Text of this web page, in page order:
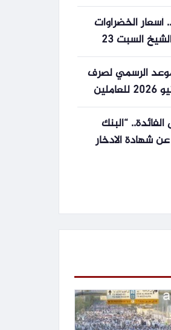
أسعار الخضراوات
والفاكهة بكفر الشيخ السبت 23
الرسمي لصرف
مرتبات شهر يونيو 2026 للعاملين
“البنك
شهادة الادخار